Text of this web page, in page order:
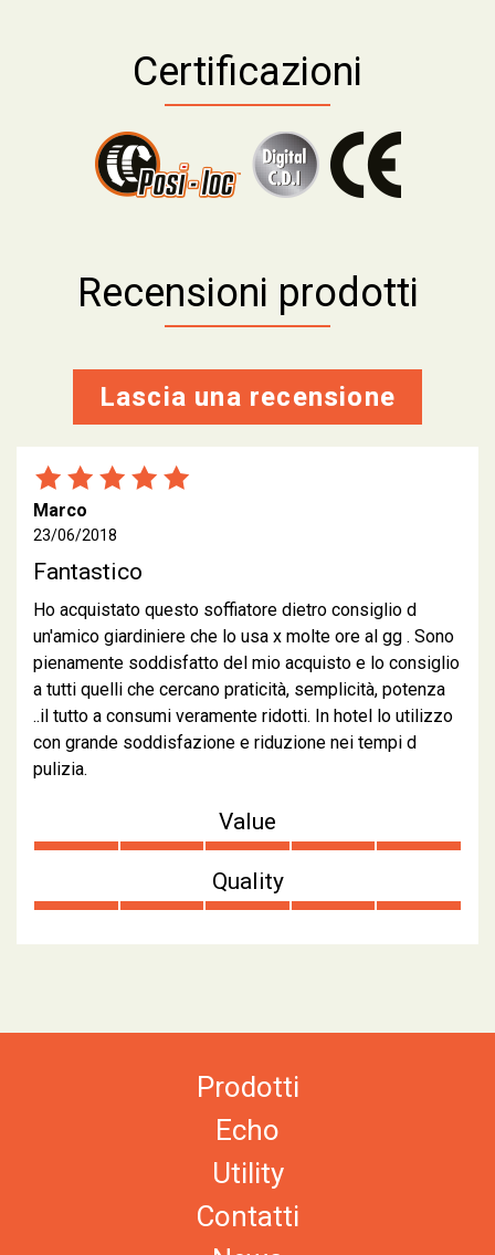
Certificazioni
Recensioni prodotti
Lascia una recensione
Marco
23/06/2018
Fantastico
Ho acquistato questo soffiatore dietro consiglio d
un'amico giardiniere che lo usa x molte ore al gg . Sono
pienamente soddisfatto del mio acquisto e lo consiglio
a tutti quelli che cercano praticità, semplicità, potenza
..il tutto a consumi veramente ridotti. In hotel lo utilizzo
con grande soddisfazione e riduzione nei tempi d
pulizia.
Value
Quality
Prodotti
Echo
Utility
Contatti